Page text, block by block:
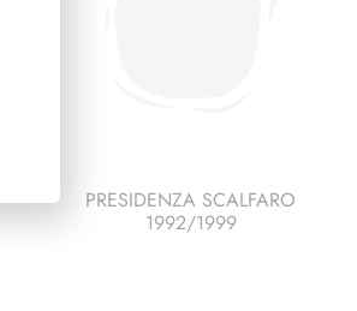
PRESIDENZA SCALFARO
1992/1999